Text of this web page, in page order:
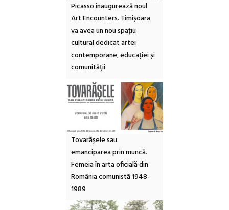
Picasso inaugurează noul
Art Encounters. Timișoara
va avea un nou spațiu
cultural dedicat artei
contemporane, educației și
comunității
Tovarășele sau
emanciparea prin muncă.
Femeia în arta oficială din
România comunistă 1948-
1989